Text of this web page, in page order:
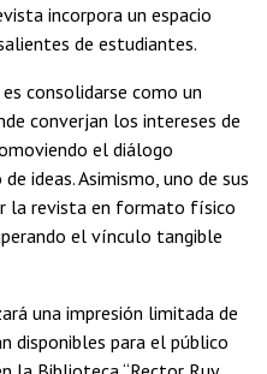
incorpora un espacio
de estudiantes.
es consolidarse como un
converjan los intereses de
el diálogo
ideas. Asimismo, uno de sus
la revista en formato físico
el vínculo tangible
una impresión limitada de
disponibles para el público